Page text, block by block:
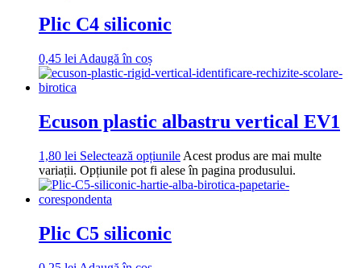
Plic C4 siliconic
0,45 lei Adaugă în coș
Ecuson plastic albastru vertical EV1
1,80 lei Selectează opțiunile Acest produs are mai multe
variații. Opțiunile pot fi alese în pagina produsului.
Plic C5 siliconic